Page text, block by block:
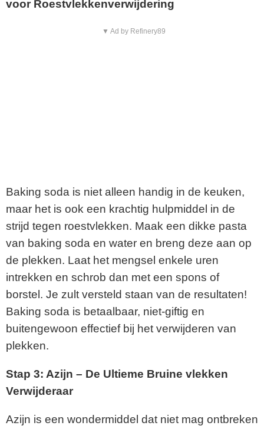
voor Roestvlekkenverwijdering
▼ Ad by Refinery89
Baking soda is niet alleen handig in de keuken,
maar het is ook een krachtig hulpmiddel in de
strijd tegen roestvlekken. Maak een dikke pasta
van baking soda en water en breng deze aan op
de plekken. Laat het mengsel enkele uren
intrekken en schrob dan met een spons of
borstel. Je zult versteld staan van de resultaten!
Baking soda is betaalbaar, niet-giftig en
buitengewoon effectief bij het verwijderen van
plekken.
Stap 3: Azijn – De Ultieme Bruine vlekken
Verwijderaar
Azijn is een wondermiddel dat niet mag ontbreken